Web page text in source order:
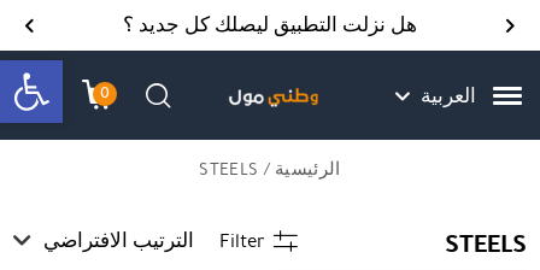
Skip to Content
Contact Us هل نزلت التطبيق ليصلك كل جديد ؟
العربية 0
עגלתחיפוש
الرئيسية / STEELS
STEELS
Filter الترتيب الافتراضي
Back top top